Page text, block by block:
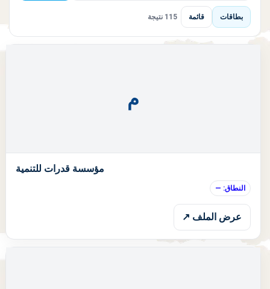
بطاقات قائمة 115 نتيجة
م
مؤسسة قدرات للتنمية
النطاق: —
عرض الملف ↗